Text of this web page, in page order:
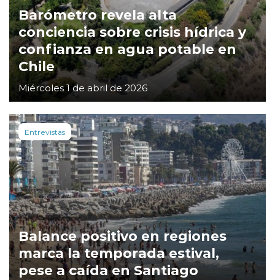
Barómetro revela alta
conciencia sobre crisis hídrica y
confianza en agua potable en
Chile
Miércoles 1 de abril de 2026
Entrevistas
Balance positivo en regiones
marca la temporada estival,
pese a caída en Santiago